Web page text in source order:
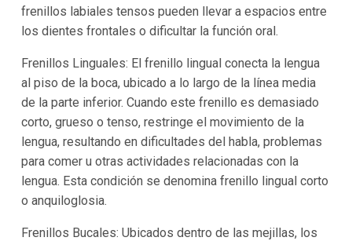
frenillos labiales tensos pueden llevar a espacios entre
los dientes frontales o dificultar la función oral.
Frenillos Linguales: El frenillo lingual conecta la lengua
al piso de la boca, ubicado a lo largo de la línea media
de la parte inferior. Cuando este frenillo es demasiado
corto, grueso o tenso, restringe el movimiento de la
lengua, resultando en dificultades del habla, problemas
para comer u otras actividades relacionadas con la
lengua. Esta condición se denomina frenillo lingual corto
o anquiloglosia.
Frenillos Bucales: Ubicados dentro de las mejillas, los